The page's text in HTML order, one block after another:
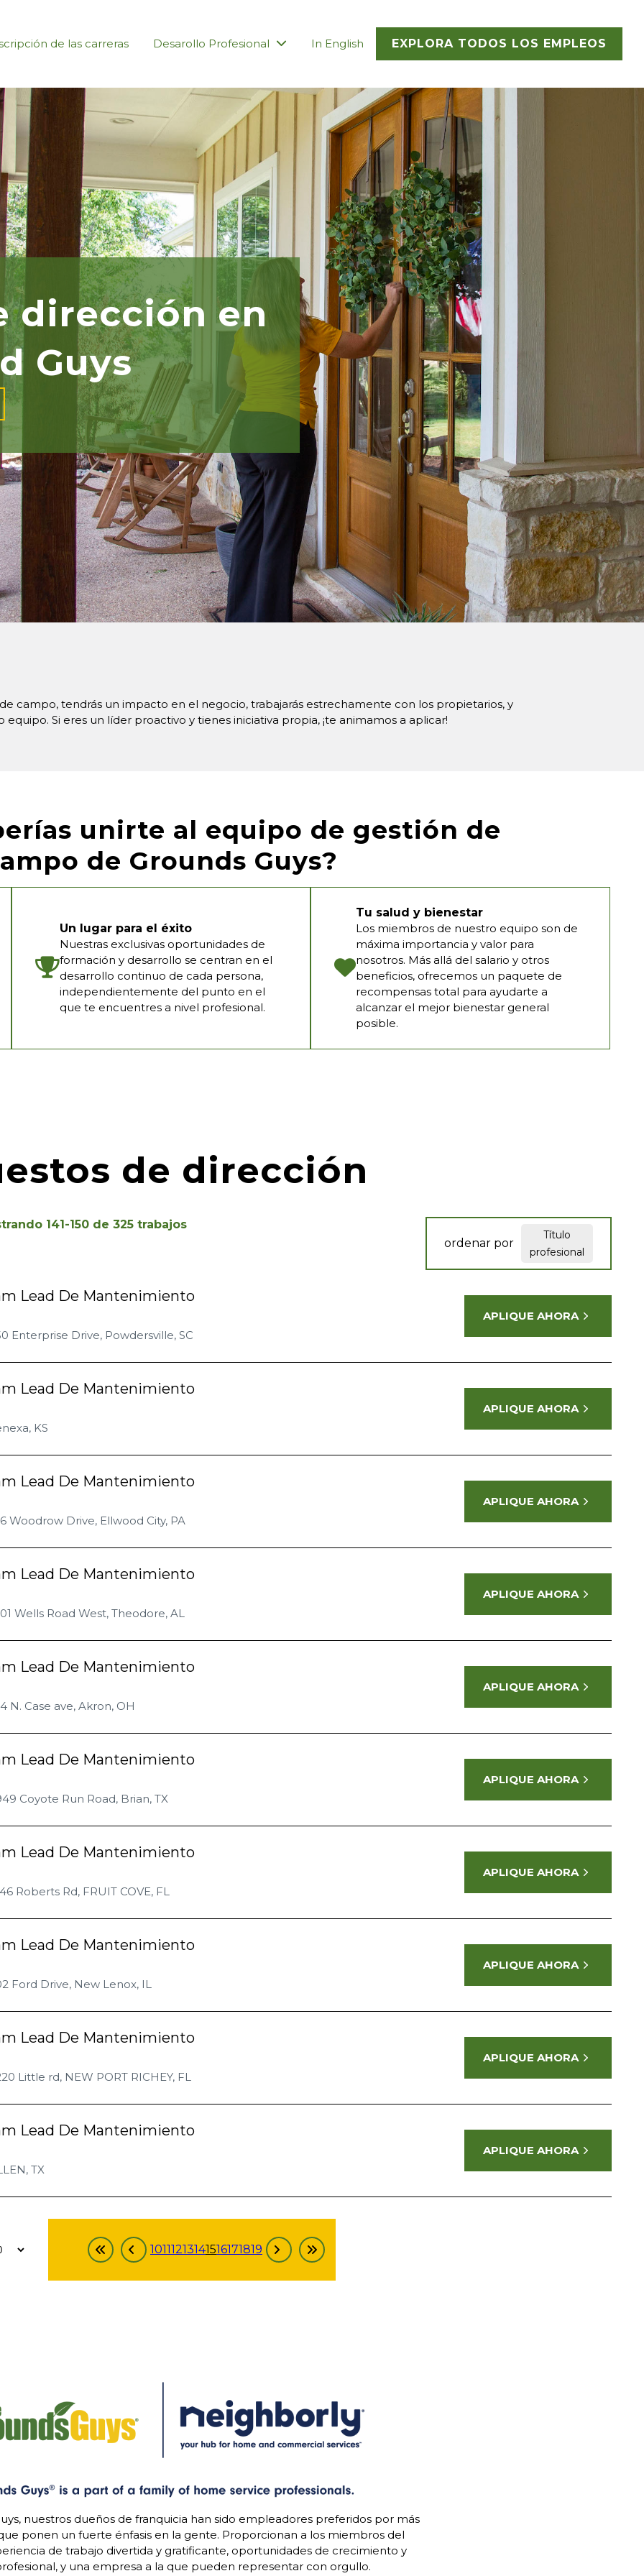
de las carreras Desarollo Profesional In English EXPLORA TODOS LOS EMPLEOS
dirección en
Guys
campo, tendrás un impacto en el negocio, trabajarás estrechamente con los propietarios, y
Si eres un líder proactivo y tienes iniciativa propia, ¡te animamos a aplicar!
unirte al equipo de gestión de
de Grounds Guys?
Un lugar para el éxito
Nuestras exclusivas oportunidades de
formación y desarrollo se centran en el
desarrollo continuo de cada persona,
independientemente del punto en el
que te encuentres a nivel profesional.
Tu salud y bienestar
Los miembros de nuestro equipo son de
máxima importancia y valor para
nosotros. Más allá del salario y otros
beneficios, ofrecemos un paquete de
recompensas total para ayudarte a
alcanzar el mejor bienestar general
posible.
de dirección
141-150 de 325 trabajos
ordenar por
Título
profesional
Lead De Mantenimiento
Enterprise Drive, Powdersville, SC
APLIQUE AHORA
Lead De Mantenimiento
KS
APLIQUE AHORA
Lead De Mantenimiento
Woodrow Drive, Ellwood City, PA
APLIQUE AHORA
Lead De Mantenimiento
Wells Road West, Theodore, AL
APLIQUE AHORA
Lead De Mantenimiento
N. Case ave, Akron, OH
APLIQUE AHORA
Lead De Mantenimiento
Coyote Run Road, Brian, TX
APLIQUE AHORA
Lead De Mantenimiento
Roberts Rd, FRUIT COVE, FL
APLIQUE AHORA
Lead De Mantenimiento
Ford Drive, New Lenox, IL
APLIQUE AHORA
Lead De Mantenimiento
Little rd, NEW PORT RICHEY, FL
APLIQUE AHORA
Lead De Mantenimiento
TX
APLIQUE AHORA
10111213141516171819
nuestros dueños de franquicia han sido empleadores preferidos por más
ponen un fuerte énfasis en la gente. Proporcionan a los miembros del
de trabajo divertida y gratificante, oportunidades de crecimiento y
y una empresa a la que pueden representar con orgullo.